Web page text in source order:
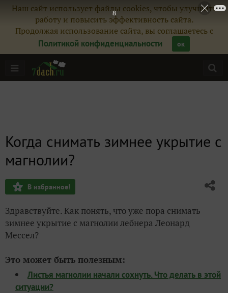
Наш сайт использует файлы cookies, чтобы улучшить
работу и повысить эффективность сайта.
Продолжая использование сайта, вы соглашаетесь с
Политикой конфиденциальности
ок
Когда снимать зимнее укрытие с
магнолии?
В избранное!
Здравствуйте. Как понять, что уже пора снимать
зимнее укрытие с магнолии лебнера Леонард
Мессел?
Это может быть полезным:
Листья магнолии начали сохнуть. Что делать в этой
ситуации?
8